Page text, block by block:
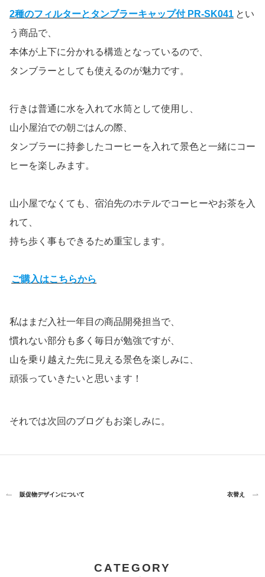
2種のフィルターとタンブラーキャップ付 PR-SK041 とい
う商品で、
本体が上下に分かれる構造となっているので、
タンブラーとしても使えるのが魅力です。
行きは普通に水を入れて水筒として使用し、
山小屋泊での朝ごはんの際、
タンブラーに持参したコーヒーを入れて景色と一緒にコー
ヒーを楽しみます。
山小屋でなくても、宿泊先のホテルでコーヒーやお茶を入
れて、
持ち歩く事もできるため重宝します。
ご購入はこちらから
私はまだ入社一年目の商品開発担当で、
慣れない部分も多く毎日が勉強ですが、
山を乗り越えた先に見える景色を楽しみに、
頑張っていきたいと思います！
それでは次回のブログもお楽しみに。
販促物デザインについて 衣替え
CATEGORY